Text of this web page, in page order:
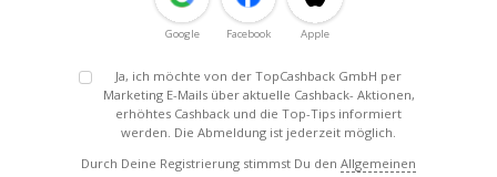
Google Facebook Apple
Ja, ich möchte von der TopCashback GmbH per
Marketing E-Mails über aktuelle Cashback- Aktionen,
erhöhtes Cashback und die Top-Tips informiert
werden. Die Abmeldung ist jederzeit möglich.
Durch Deine Registrierung stimmst Du den Allgemeinen